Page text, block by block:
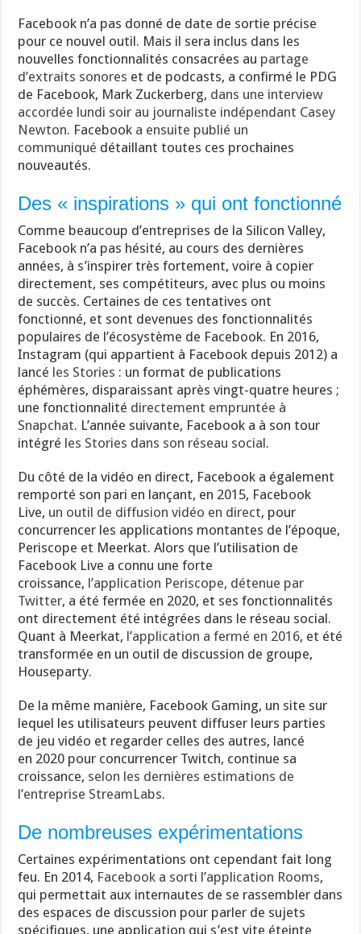
Facebook n’a pas donné de date de sortie précise
pour ce nouvel outil. Mais il sera inclus dans les
nouvelles fonctionnalités consacrées au partage
d’extraits sonores et de podcasts, a confirmé le PDG
de Facebook, Mark Zuckerberg, dans une interview
accordée lundi soir au journaliste indépendant Casey
Newton. Facebook a ensuite publié un
communiqué détaillant toutes ces prochaines
nouveautés.
Des « inspirations » qui ont fonctionné
Comme beaucoup d’entreprises de la Silicon Valley,
Facebook n’a pas hésité, au cours des dernières
années, à s’inspirer très fortement, voire à copier
directement, ses compétiteurs, avec plus ou moins
de succès. Certaines de ces tentatives ont
fonctionné, et sont devenues des fonctionnalités
populaires de l’écosystème de Facebook. En 2016,
Instagram (qui appartient à Facebook depuis 2012) a
lancé les Stories : un format de publications
éphémères, disparaissant après vingt-quatre heures ;
une fonctionnalité directement empruntée à
Snapchat. L’année suivante, Facebook a à son tour
intégré les Stories dans son réseau social.
Du côté de la vidéo en direct, Facebook a également
remporté son pari en lançant, en 2015, Facebook
Live, un outil de diffusion vidéo en direct, pour
concurrencer les applications montantes de l’époque,
Periscope et Meerkat. Alors que l’utilisation de
Facebook Live a connu une forte
croissance, l’application Periscope, détenue par
Twitter, a été fermée en 2020, et ses fonctionnalités
ont directement été intégrées dans le réseau social.
Quant à Meerkat, l’application a fermé en 2016, et été
transformée en un outil de discussion de groupe,
Houseparty.
De la même manière, Facebook Gaming, un site sur
lequel les utilisateurs peuvent diffuser leurs parties
de jeu vidéo et regarder celles des autres, lancé
en 2020 pour concurrencer Twitch, continue sa
croissance, selon les dernières estimations de
l’entreprise StreamLabs.
De nombreuses expérimentations
Certaines expérimentations ont cependant fait long
feu. En 2014, Facebook a sorti l’application Rooms,
qui permettait aux internautes de se rassembler dans
des espaces de discussion pour parler de sujets
spécifiques, une application qui s’est vite éteinte